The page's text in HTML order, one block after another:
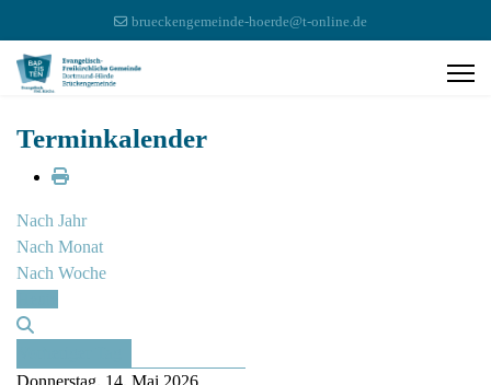
brueckengemeinde-hoerde@t-online.de
Terminkalender
Nach Jahr
Nach Monat
Nach Woche
Donnerstag, 14. Mai 2026